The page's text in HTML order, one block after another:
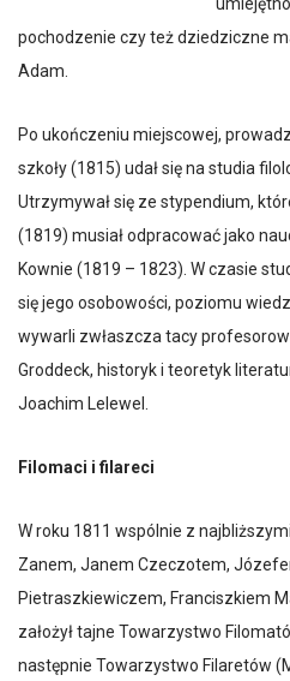
pochodzenie czy też dziedziczne
Adam.
Po ukończeniu miejscowej,
szkoły (1815) udał się na studia
Utrzymywał się ze stypendium,
(1819) musiał odpracować jako
Kownie (1819 – 1823). W czasie
się jego osobowości, poziomu
wywarli zwłaszcza tacy
Groddeck, historyk i teoretyk
Joachim Lelewel.
Filomaci i filareci
W roku 1811 wspólnie z
Zanem, Janem Czeczotem,
Pietraszkiewiczem, Franciszkiem
założył tajne Towarzystwo
następnie Towarzystwo Filaretów